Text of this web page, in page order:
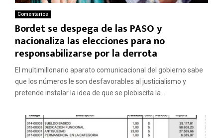
Comentarios
Bordet se despega de las PASO y
nacionaliza las elecciones para no
responsabilizarse por la derrota
El multimillonario aparato comunicacional del gobierno sabe
que los números le son desfavorables al justicialismo y
pretende instalar la idea de que se plebiscita la...